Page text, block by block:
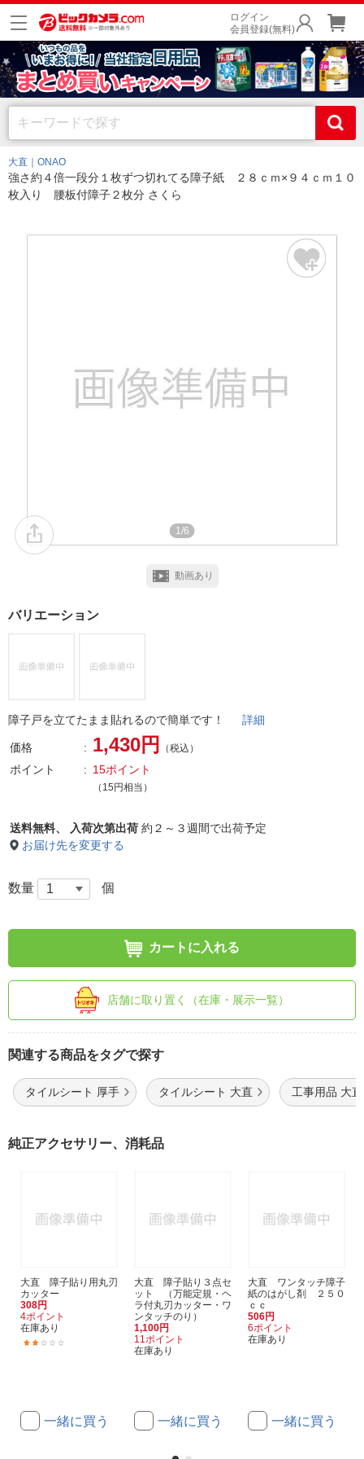
ログイン
会員登録(無料)
大直｜ONAO
強さ約４倍一段分１枚ずつ切れてる障子紙 ２８ｃｍ×９４ｃｍ１０
枚入り 腰板付障子２枚分 さくら
1/6
動画あり
バリエーション
障子戸を立てたまま貼れるので簡単です！ 詳細
価格 1,430円 （税込）
ポイント 15ポイント
（15円相当）
送料無料、 入荷次第出荷 約２～３週間で出荷予定
お届け先を変更する
数量 個
カートに入れる
店舗に取り置く（在庫・展示一覧）
関連する商品をタグで探す
タイルシート 厚手 タイルシート 大直 工事用品 大直
純正アクセサリー、消耗品
大直 障子貼り用丸刃
カッター
308円
4ポイント
在庫あり
一緒に買う
大直 障子貼り３点セ
ット （万能定規・ヘ
ラ付丸刃カッター・ワ
ンタッチのり）
1,100円
11ポイント
在庫あり
一緒に買う
大直 ワンタッチ障子
紙のはがし剤 ２５０
ｃｃ
506円
6ポイント
在庫あり
一緒に買う